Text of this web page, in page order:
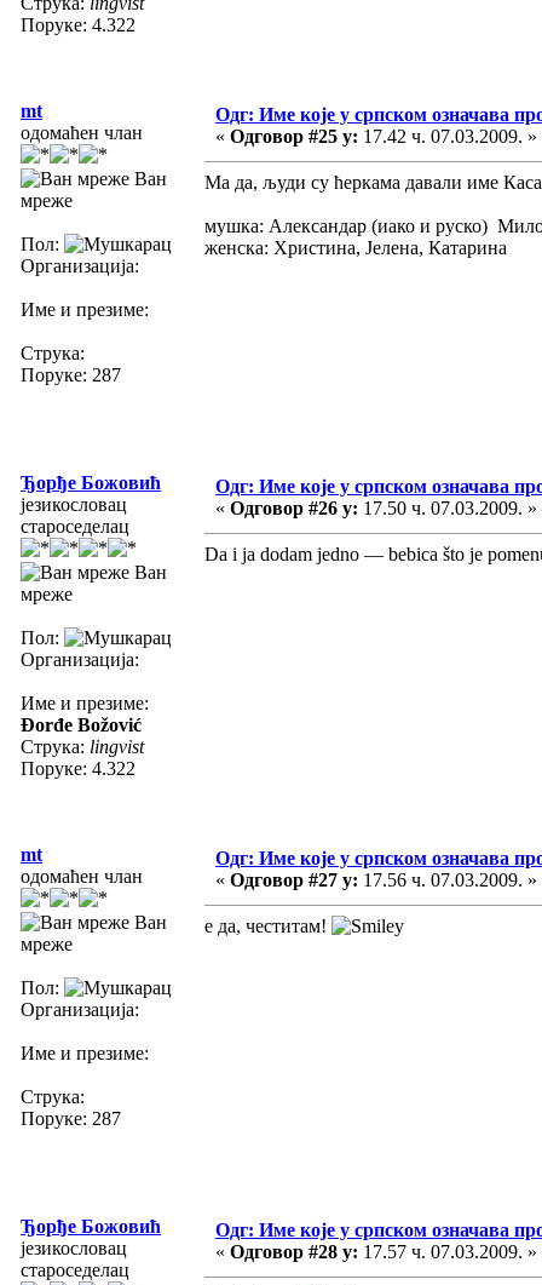
Поруке: 4.322
mt
одомаћен члан
Ван
мреже
Пол:
Организација:
Име и презиме:
Струка:
Поруке: 287
Одг: Име које у српском означава
« Одговор #25 у: 17.42 ч. 07.03.2009. »
Ма да, људи су ћеркама давали име
мушка: Александар (иако и руско)
женска: Христина, Јелена, Катарина
Ђорђе Божовић
језикословац
староседелац
Ван
мреже
Пол:
Организација:
Име и презиме:
Đorđe Božović
Струка: lingvist
Поруке: 4.322
Одг: Име које у српском означава
« Одговор #26 у: 17.50 ч. 07.03.2009. »
Da i ja dodam jedno — bebica što je
mt
одомаћен члан
Ван
мреже
Пол:
Организација:
Име и презиме:
Струка:
Поруке: 287
Одг: Име које у српском означава
« Одговор #27 у: 17.56 ч. 07.03.2009. »
е да, честитам!
Ђорђе Божовић
језикословац
староседелац
Одг: Име које у српском означава
« Одговор #28 у: 17.57 ч. 07.03.2009. »